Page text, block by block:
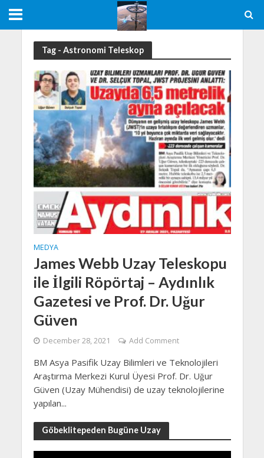
Tag - Astronomi Teleskop
MEDYA
James Webb Uzay Teleskopu
ile İlgili Röpörtaj – Aydınlık
Gazetesi ve Prof. Dr. Uğur
Güven
December 28, 2021 Add Comment
BM Asya Pasifik Uzay Bilimleri ve Teknolojileri
Araştırma Merkezi Kurul Üyesi Prof. Dr. Uğur
Güven (Uzay Mühendisi) de uzay teknolojilerine
yapılan...
Göbeklitepeden Bugüne Uzay